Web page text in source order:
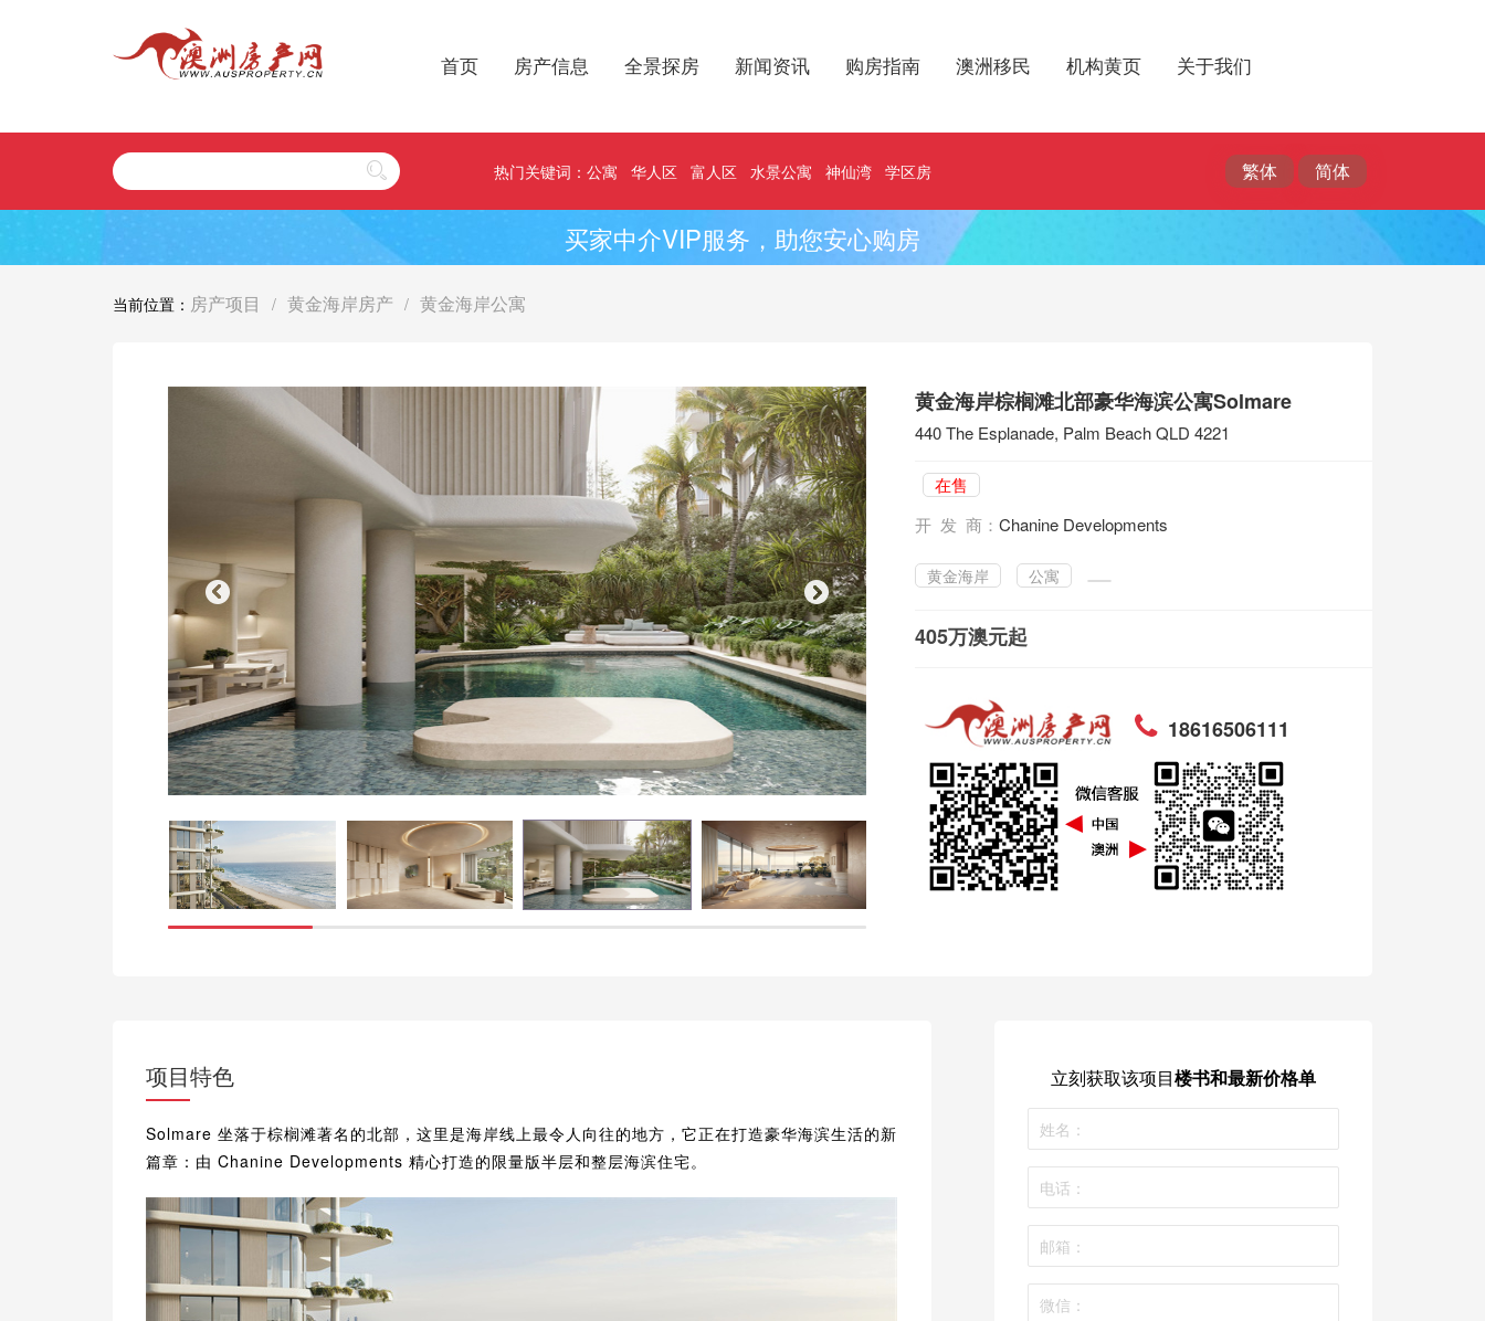
首页 房产信息 全景探房 新闻资讯 购房指南 澳洲移民 机构黄页 关于我们
热门关键词： 公寓 华人区 富人区 水景公寓 神仙湾 学区房
买家中介VIP服务，助您安心购房
当前位置： 房产项目 / 黄金海岸房产 / 黄金海岸公寓
黄金海岸棕榈滩北部豪华海滨公寓Solmare
440 The Esplanade, Palm Beach QLD 4221
在售
开 发 商： Chanine Developments
黄金海岸 公寓
405万澳元起
18616506111
项目特色
Solmare 坐落于棕榈滩著名的北部，这里是海岸线上最令人向往的地方，它正在打造豪华海滨生活的新
篇章：由 Chanine Developments 精心打造的限量版半层和整层海滨住宅。
立刻获取该项目楼书和最新价格单